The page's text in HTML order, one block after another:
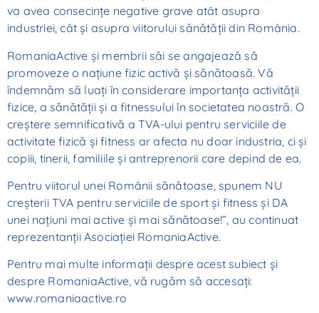
va avea consecinţe negative grave atât asupra
industriei, cât şi asupra viitorului sănătăţii din România.
RomaniaActive şi membrii săi se angajează să
promoveze o naţiune fizic activă şi sănătoasă. Vă
îndemnăm să luaţi în considerare importanţa activităţii
fizice, a sănătăţii şi a fitnessului în societatea noastră. O
creştere semnificativă a TVA-ului pentru serviciile de
activitate fizică şi fitness ar afecta nu doar industria, ci şi
copiii, tinerii, familiile şi antreprenorii care depind de ea.
Pentru viitorul unei Românii sănătoase, spunem NU
creşterii TVA pentru serviciile de sport şi fitness şi DA
unei naţiuni mai active şi mai sănătoase!”, au continuat
reprezentanţii Asociaţiei RomaniaActive.
Pentru mai multe informaţii despre acest subiect şi
despre RomaniaActive, vă rugăm să accesaţi:
www.romaniaactive.ro